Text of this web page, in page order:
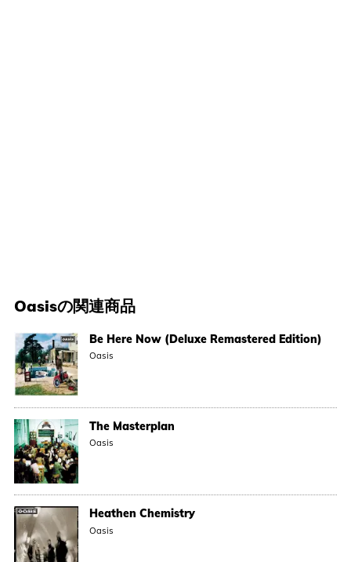
Oasisの関連商品
Be Here Now (Deluxe Remastered Edition)
Oasis
The Masterplan
Oasis
Heathen Chemistry
Oasis